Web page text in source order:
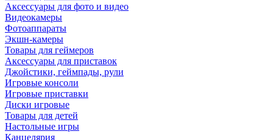
Аксессуары для фото и видео
Видеокамеры
Фотоаппараты
Экшн-камеры
Товары для геймеров
Аксессуары для приставок
Джойстики, геймпады, рули
Игровые консоли
Игровые приставки
Диски игровые
Товары для детей
Настольные игры
Канцелярия